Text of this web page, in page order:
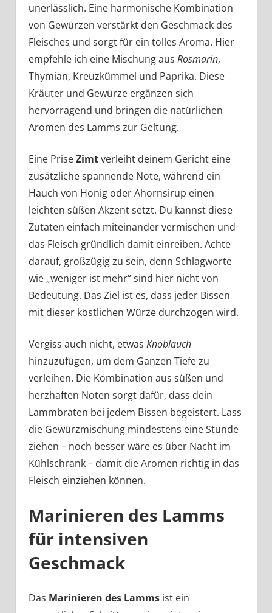
unerlässlich. Eine harmonische Kombination
von Gewürzen verstärkt den Geschmack des
Fleisches und sorgt für ein tolles Aroma. Hier
empfehle ich eine Mischung aus Rosmarin,
Thymian, Kreuzkümmel und Paprika. Diese
Kräuter und Gewürze ergänzen sich
hervorragend und bringen die natürlichen
Aromen des Lamms zur Geltung.
Eine PriseZimtverleiht deinem Gericht eine
zusätzliche spannende Note, während ein
Hauch von Honig oder Ahornsirup einen
leichten süßen Akzent setzt. Du kannst diese
Zutaten einfach miteinander vermischen und
das Fleisch gründlich damit einreiben. Achte
darauf, großzügig zu sein, denn Schlagworte
wie „weniger ist mehr“ sind hier nicht von
Bedeutung. Das Ziel ist es, dass jeder Bissen
mit dieser köstlichen Würze durchzogen wird.
Vergiss auch nicht, etwas Knoblauch
hinzuzufügen, um dem Ganzen Tiefe zu
verleihen. Die Kombination aus süßen und
herzhaften Noten sorgt dafür, dass dein
Lammbraten bei jedem Bissen begeistert. Lass
die Gewürzmischung mindestens eine Stunde
ziehen – noch besser wäre es über Nacht im
Kühlschrank – damit die Aromen richtig in das
Fleisch einziehen können.
Marinieren des Lamms
für intensiven
Geschmack
Das Marinieren des Lammsist ein